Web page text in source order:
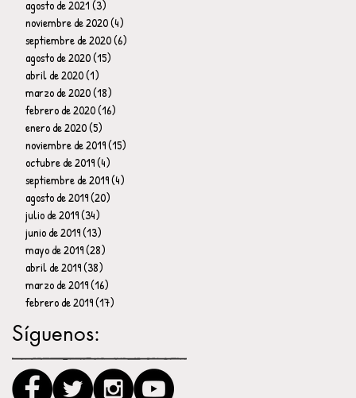
agosto de 2021(3)
noviembre de 2020(4)
septiembre de 2020(6)
agosto de 2020(15)
abril de 2020(1)
marzo de 2020(18)
febrero de 2020(16)
enero de 2020(5)
noviembre de 2019(15)
octubre de 2019(4)
septiembre de 2019(4)
agosto de 2019(20)
julio de 2019(34)
junio de 2019(13)
mayo de 2019(28)
abril de 2019(38)
marzo de 2019(16)
febrero de 2019(17)
Síguenos: